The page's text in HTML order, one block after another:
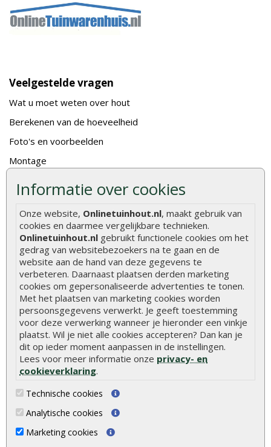
Informatie over cookies
Onze website, Onlinetuinhout.nl, maakt gebruik van
cookies en daarmee vergelijkbare technieken.
Onlinetuinhout.nl gebruikt functionele cookies om het
gedrag van websitebezoekers na te gaan en de
website aan de hand van deze gegevens te
verbeteren. Daarnaast plaatsen derden marketing
cookies om gepersonaliseerde advertenties te tonen.
Met het plaatsen van marketing cookies worden
persoonsgegevens verwerkt. Je geeft toestemming
voor deze verwerking wanneer je hieronder een vinkje
plaatst. Wil je niet alle cookies accepteren? Dan kan je
dit op ieder moment aanpassen in de instellingen.
Lees voor meer informatie onze privacy- en
cookieverklaring.
Technische cookies
Analytische cookies
Marketing cookies
Veelgestelde vragen
Wat u moet weten over hout
Berekenen van de hoeveelheid
Foto's en voorbeelden
Montage
Hoe zelf een houten overkapping maken
Hoe zelf een vlonder leggen
Hoe betonpaal plaatsen
Hoe schutting plaatsen
De 9 beste tuinschermen van Onlinetuinhout.nl
Stijlvolle houtsoorten voor in de tuin
Duurzame tuin
Welke palen voor een schapenhek
Alle populaire categorieën
Tuinhout
Schutting
Tuindeuren